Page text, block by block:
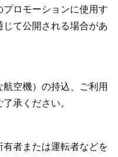
ロモーションに使用す
て公開される場合があ
空機）の持込、ご利用
承ください。
者または運転者などを